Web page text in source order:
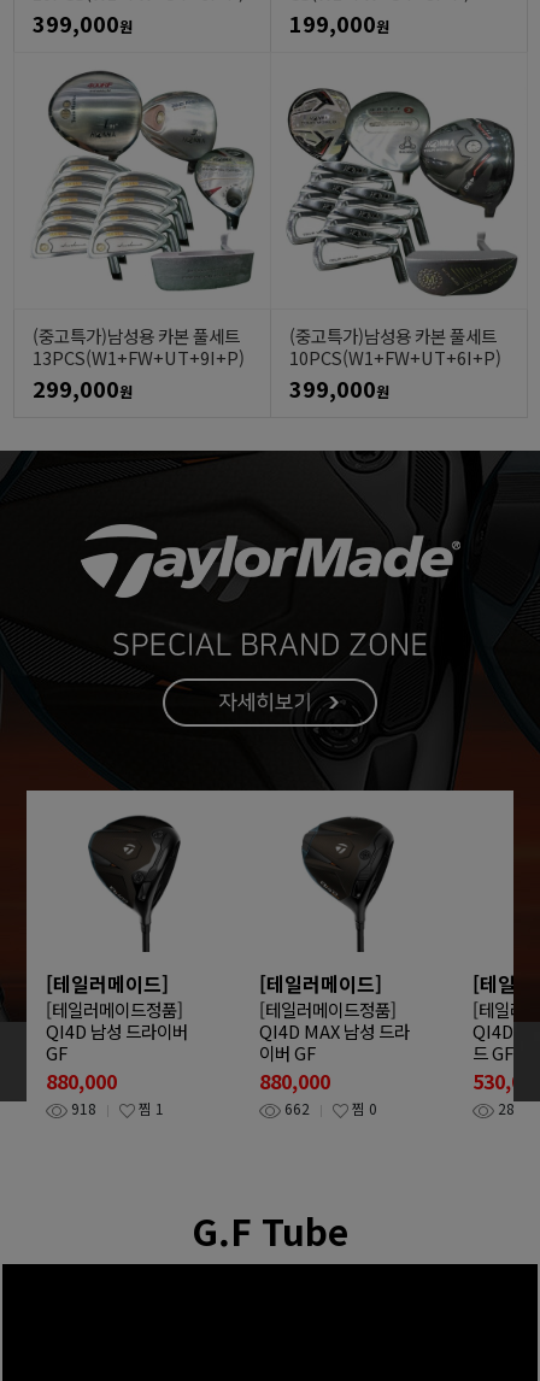
399,000원 199,000원
(중고특가)남성용 카본 풀세트
13PCS(W1+FW+UT+9I+P)
299,000원
(중고특가)남성용 카본 풀세트
10PCS(W1+FW+UT+6I+P)
399,000원
[테일러메이드]
[테일러메이드정품]
QI4D 남성 드라이버
GF
880,000
918 찜 1
[테일러메이드]
[테일러메이드정품]
QI4D MAX 남성 드라
이버 GF
880,000
662 찜 0
[테일
[테일러
QI4D
드 GF
288
G.F Tube